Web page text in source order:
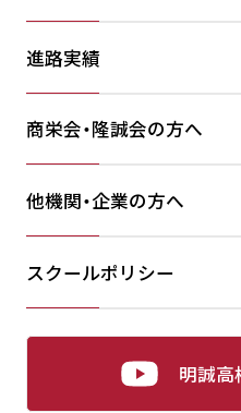
進路実績
商栄会・隆誠会の方へ
他機関・企業の方へ
スクールポリシー
明誠高